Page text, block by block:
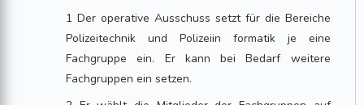
1 Der operative Ausschuss setzt für die Bereiche
Polizeitechnik und Polizeiin formatik je eine
Fachgruppe ein. Er kann bei Bedarf weitere
Fachgruppen ein setzen.